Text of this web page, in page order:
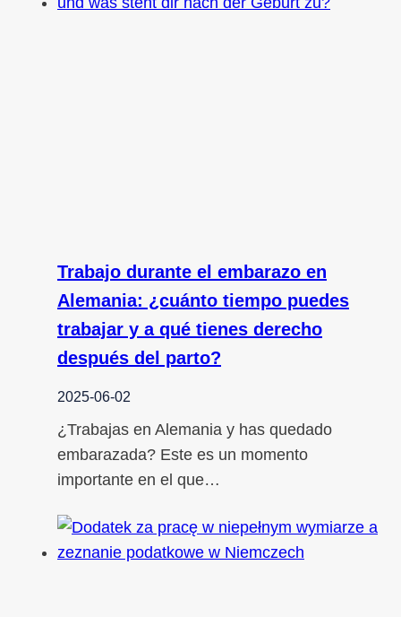
Trabajo durante el embarazo en
Alemania: ¿cuánto tiempo puedes
trabajar y a qué tienes derecho
después del parto?
2025-06-02
¿Trabajas en Alemania y has quedado
embarazada? Este es un momento
importante en el que…